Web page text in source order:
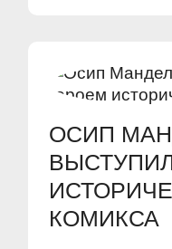
ОСИП
КОМИКСА